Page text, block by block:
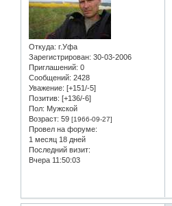
Откуда: г.Уфа
Зарегистрирован: 30-03-2006
Приглашений: 0
Сообщений: 2428
Уважение: [+151/-5]
Позитив: [+136/-6]
Пол: Мужской
Возраст: 59 [1966-09-27]
Провел на форуме:
1 месяц 18 дней
Последний визит:
Вчера 11:50:03